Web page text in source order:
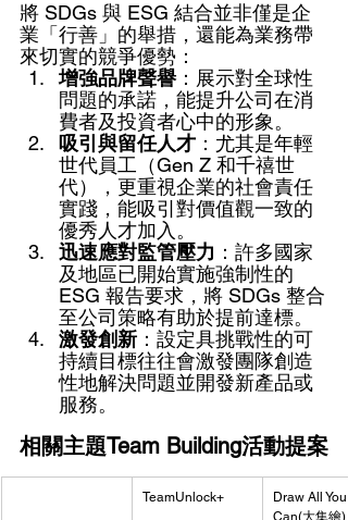
將 SDGs 與 ESG 結合並非僅是企
業「行善」的舉措，還能為業務帶
來切實的競爭優勢：
增強品牌聲譽：展示對全球性
問題的承諾，能提升公司在消
費者及投資者心中的形象。
吸引與留任人才 ：尤其是年輕
世代員工（Gen Z 和千禧世
代），更重視企業的社會責任
實踐，能吸引對價值觀一致的
優秀人才加入。
迅速應對監管壓力 ：許多國家
及地區已開始實施強制性的
ESG 報告要求，將 SDGs 整合
至公司策略有助於提前達標。
激發創新 ：設定具挑戰性的可
持續目標往往會激發團隊創造
性地解決問題並開發新產品或
服務。
相關主題Team Building活動提案
TeamUnlock+
Draw All You